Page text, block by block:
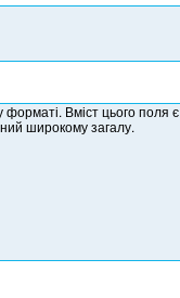
Вміст цього поля є
широкому загалу.